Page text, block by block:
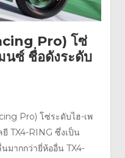
Pro) โซ่
นซ์ ชื่อดังระดับ
Pro) โซ่ระดับไฮ-เพ
TX4-RING ซึ่งเป็น
มากกว่ายี่ห้ออื่น TX4-